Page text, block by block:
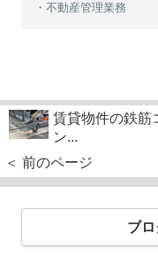
・不動産管理業務
賃貸物件の鉄筋
ン...
＜ 前のページ
ブ